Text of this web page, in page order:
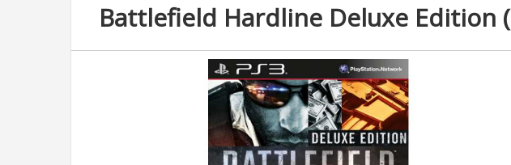
Battlefield Hardline Deluxe Edition